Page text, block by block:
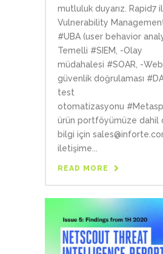
mutluluk duyarız. Rapid7
Vulnerability
#UBA (user behavior
Temelli #SIEM, -Olay
müdahalesi #SOAR, -
güvenlik doğrulaması
test
otomatizasyonu
ürün portföyümüze dahil
bilgi için
iletişime...
READ MORE